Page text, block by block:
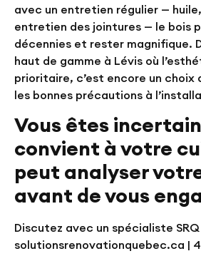
avec un entretien régulier —
entretien des jointures — le bois
décennies et rester magnifique.
haut de gamme à Lévis où
prioritaire, c’est encore un
les bonnes précautions à
Vous êtes
convient à votre
peut analyser
avant de vous
Discutez avec un spécialiste
solutionsrenovationquebec.ca |